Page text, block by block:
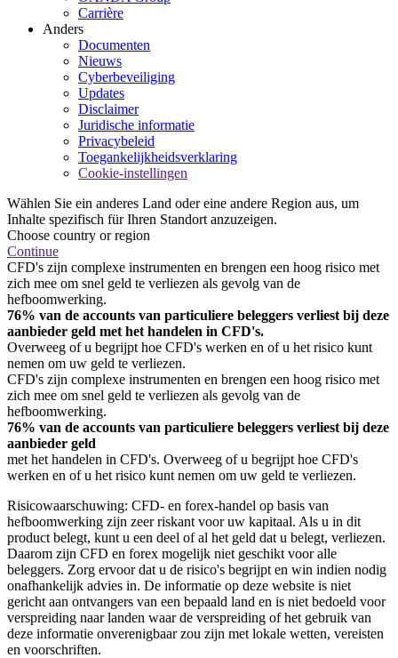
Carrière
Anders
Documenten
Nieuws
Cyberbeveiliging
Updates
Disclaimer
Juridische informatie
Privacybeleid
Toegankelijkheidsverklaring
Cookie-instellingen
Wählen Sie ein anderes Land oder eine andere Region aus, um
Inhalte spezifisch für Ihren Standort anzuzeigen.
Choose country or region
Continue
CFD's zijn complexe instrumenten en brengen een hoog risico met
zich mee om snel geld te verliezen als gevolg van de
hefboomwerking.
76% van de accounts van particuliere beleggers verliest bij deze
aanbieder geld met het handelen in CFD's.
Overweeg of u begrijpt hoe CFD's werken en of u het risico kunt
nemen om uw geld te verliezen.
CFD's zijn complexe instrumenten en brengen een hoog risico met
zich mee om snel geld te verliezen als gevolg van de
hefboomwerking.
76% van de accounts van particuliere beleggers verliest bij deze
aanbieder geld
met het handelen in CFD's. Overweeg of u begrijpt hoe CFD's
werken en of u het risico kunt nemen om uw geld te verliezen.
Risicowaarschuwing: CFD- en forex-handel op basis van
hefboomwerking zijn zeer riskant voor uw kapitaal. Als u in dit
product belegt, kunt u een deel of al het geld dat u belegt, verliezen.
Daarom zijn CFD en forex mogelijk niet geschikt voor alle
beleggers. Zorg ervoor dat u de risico's begrijpt en win indien nodig
onafhankelijk advies in. De informatie op deze website is niet
gericht aan ontvangers van een bepaald land en is niet bedoeld voor
verspreiding naar landen waar de verspreiding of het gebruik van
deze informatie onverenigbaar zou zijn met lokale wetten, vereisten
en voorschriften.